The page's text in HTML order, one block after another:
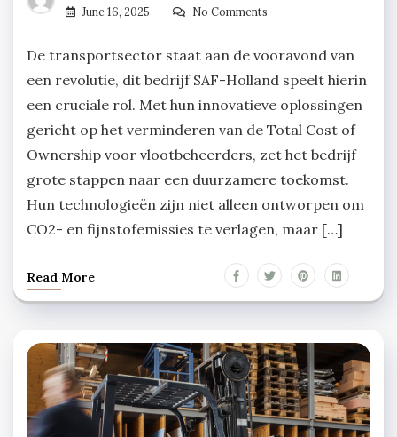
June 16, 2025
No Comments
De transportsector staat aan de vooravond van
een revolutie, dit bedrijf SAF-Holland speelt hierin
een cruciale rol. Met hun innovatieve oplossingen
gericht op het verminderen van de Total Cost of
Ownership voor vlootbeheerders, zet het bedrijf
grote stappen naar een duurzamere toekomst.
Hun technologieën zijn niet alleen ontworpen om
CO2- en fijnstofemissies te verlagen, maar […]
Read More